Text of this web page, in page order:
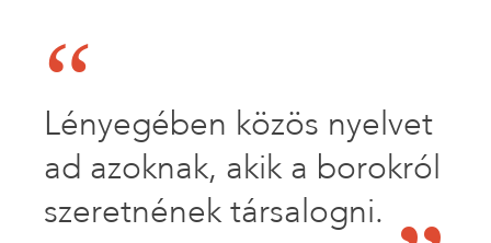
Lényegében közös nyelvet
ad azoknak, akik a borokról
szeretnének társalogni.